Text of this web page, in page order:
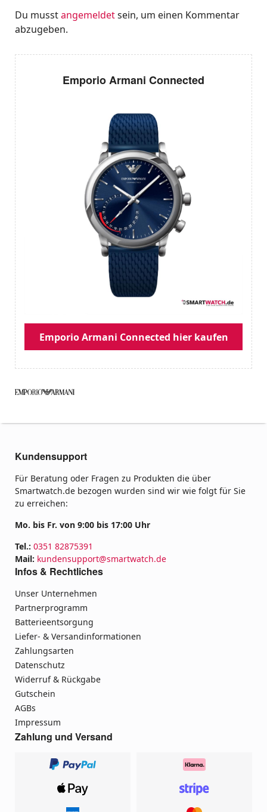
Du musstangemeldetsein, um einen Kommentar
abzugeben.
Emporio Armani Connected
Emporio Armani Connected hier kaufen
Kundensupport
Für Beratung oder Fragen zu Produkten die über
Smartwatch.de bezogen wurden sind wir wie folgt für Sie
zu erreichen:
Mo. bis Fr. von 9:00 bis 17:00 Uhr
Tel.: 0351 82875391
Mail: kundensupport@smartwatch.de
Infos & Rechtliches
Unser Unternehmen
Partnerprogramm
Batterieentsorgung
Liefer- & Versandinformationen
Zahlungsarten
Datenschutz
Widerruf & Rückgabe
Gutschein
AGBs
Impressum
Zahlung und Versand